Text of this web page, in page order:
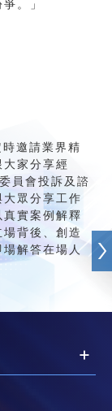
。」
邀請業界精
家分享經
員會投訴及諮
眾分享工作
實案例解釋
場背後、創造
場解答在場人